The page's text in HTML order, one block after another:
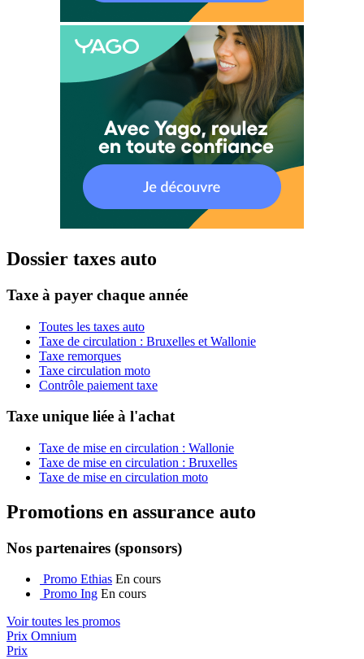
Dossier taxes auto
Taxe à payer chaque année
Toutes les taxes auto
Taxe de circulation : Bruxelles et Wallonie
Taxe remorques
Taxe circulation moto
Contrôle paiement taxe
Taxe unique liée à l'achat
Taxe de mise en circulation : Wallonie
Taxe de mise en circulation : Bruxelles
Taxe de mise en circulation moto
Promotions en assurance auto
Nos partenaires (sponsors)
Promo Ethias En cours
Promo Ing En cours
Voir toutes les promos
Prix Omnium
Prix